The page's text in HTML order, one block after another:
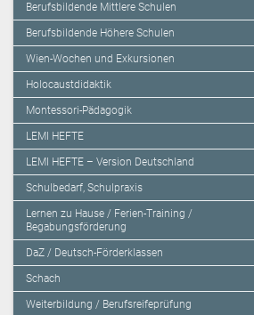
Berufsbildende Mittlere Schulen
Berufsbildende Höhere Schulen
Wien-Wochen und Exkursionen
Holocaustdidaktik
Montessori-Pädagogik
LEMI HEFTE
LEMI HEFTE – Version Deutschland
Schulbedarf, Schulpraxis
Lernen zu Hause / Ferien-Training /
Begabungsförderung
DaZ / Deutsch-Förderklassen
Schach
Weiterbildung / Berufsreifeprüfung